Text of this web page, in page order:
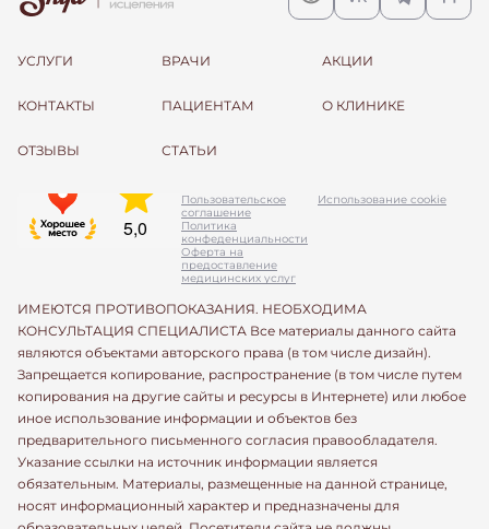
УСЛУГИ ВРАЧИ АКЦИИ
КОНТАКТЫ ПАЦИЕНТАМ О КЛИНИКЕ
ОТЗЫВЫ СТАТЬИ
Пользовательское
соглашение
Политика
конфеденциальности
Оферта на
предоставление
медицинских услуг
Использование cookie
ИМЕЮТСЯ ПРОТИВОПОКАЗАНИЯ. НЕОБХОДИМА
КОНСУЛЬТАЦИЯ СПЕЦИАЛИСТА Все материалы данного сайта
являются объектами авторского права (в том числе дизайн).
Запрещается копирование, распространение (в том числе путем
копирования на другие сайты и ресурсы в Интернете) или любое
иное использование информации и объектов без
предварительного письменного согласия правообладателя.
Указание ссылки на источник информации является
обязательным. Материалы, размещенные на данной странице,
носят информационный характер и предназначены для